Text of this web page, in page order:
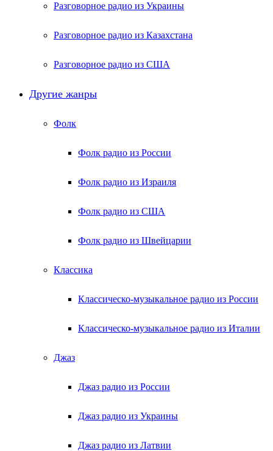
Разговорное радио из Украины
Разговорное радио из Казахстана
Разговорное радио из США
Другие жанры
Фолк
Фолк радио из России
Фолк радио из Израиля
Фолк радио из США
Фолк радио из Швейцарии
Классика
Классическо-музыкальное радио из России
Классическо-музыкальное радио из Италии
Джаз
Джаз радио из России
Джаз радио из Украины
Джаз радио из Латвии